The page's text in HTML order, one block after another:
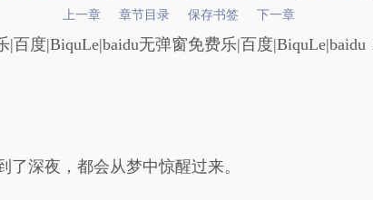
上一章 章节目录 保存书签 下一章
百度|BiquLe|baidu无弹窗免费乐|百度|BiquLe|baidu
深夜，都会从梦中惊醒过来。